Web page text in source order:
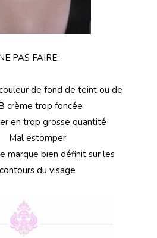
PAS FAIRE:
de fond de teint ou de
crème trop foncée
en trop grosse quantité
Mal estomper
marque bien définit sur les
contours du visage